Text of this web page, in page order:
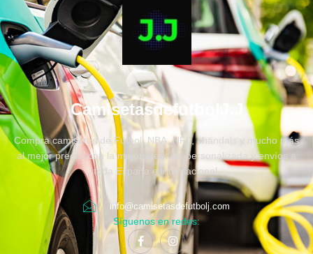
CamisetasdefutbolJ.J
Compra camisetas de Fútbol, NBA, NFL, chandals y mucho más
al mejor precio, con la mejor atención personalizada y envíos a
toda España e internacional.
info@camisetasdefutbolj.com
Síguenos en redes: